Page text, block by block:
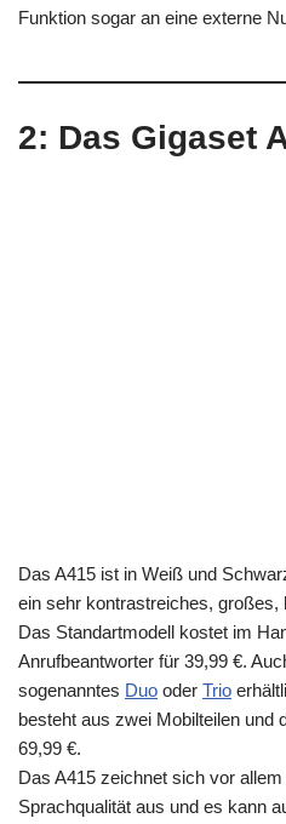
Funktion sogar an eine externe
2: Das Gigaset
Das A415 ist in Weiß und
ein sehr kontrastreiches, großes,
Das Standartmodell kostet im
Anrufbeantworter für 39,99 €.
sogenanntes Duo oder Trio
besteht aus zwei Mobilteilen und
69,99 €.
Das A415 zeichnet sich vor
Sprachqualität aus und es kann